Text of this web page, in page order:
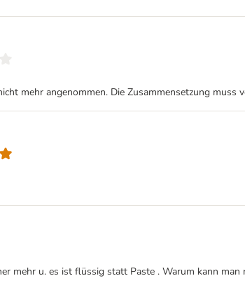
mehr angenommen. Die Zusammensetzung muss
mehr u. es ist flüssig statt Paste . Warum kann man